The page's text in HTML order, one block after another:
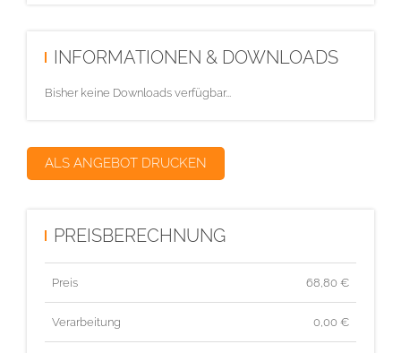
INFORMATIONEN & DOWNLOADS
Bisher keine Downloads verfügbar...
ALS ANGEBOT DRUCKEN
PREISBERECHNUNG
Preis 68,80 €
Verarbeitung 0,00 €